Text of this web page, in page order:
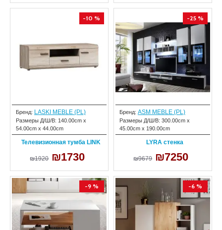
-10 %
Бренд: LASKI MEBLE (PL)
Размеры Д/Ш/В: 140.00cm x
54.00cm x 44.00cm
Телевизионная тумба LINK
₪1920 ₪1730
-25 %
Бренд: ASM MEBLE (PL)
Размеры Д/Ш/В: 300.00cm x
45.00cm x 190.00cm
LYRA стенка
₪9679 ₪7250
-9 % -6 %